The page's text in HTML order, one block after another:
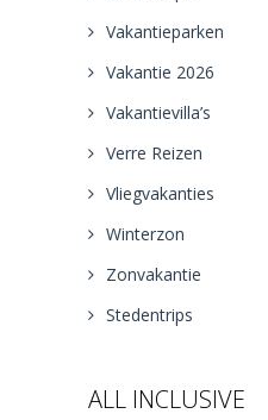
Vakantieparken
Vakantie 2026
Vakantievilla’s
Verre Reizen
Vliegvakanties
Winterzon
Zonvakantie
Stedentrips
ALL INCLUSIVE